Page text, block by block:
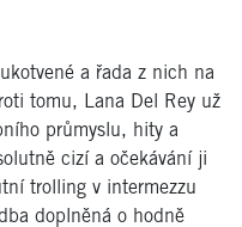
a řada z nich na
tomu, Lana Del Rey už
průmyslu, hity a
cizí a očekávání ji
trolling v intermezzu
doplněná o hodně